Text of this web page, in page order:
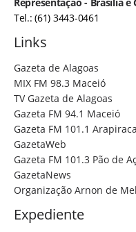
Tel.: (61) 3443-0461
Links
Gazeta de Alagoas
MIX FM 98.3 Maceió
TV Gazeta de Alagoas
Gazeta FM 94.1 Maceió
Gazeta FM 101.1 Arapiraca
GazetaWeb
Gazeta FM 101.3 Pão de
GazetaNews
Organização Arnon de
Expediente